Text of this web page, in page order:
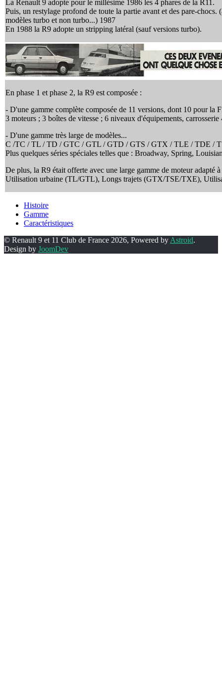
La Renault 9 adopte pour le millésime 1986 les 4 phares de la R11.
Puis, un restylage profond de toute la partie avant et des pare-chocs.
modèles turbo et non turbo...) 1987
En 1988 la R9 adopte un stripping latéral (sauf versions turbo).
En phase 1 et phase 2, la R9 est composée :
- D'une gamme complète composée de 11 versions, dont 10 pour la
3 moteurs ; 3 boîtes de vitesse ; 6 niveaux d'équipements, carrosserie
- D'une gamme très large de modèles...
C /TC / TL / TD / GTC / GTL / GTD / GTS / GTX / TLE / TDE /
Plus quelques séries spéciales telles que : Broadway, Spring,
De plus, la R9 était offerte avec une large gamme de moteur adapté
Utilisation urbaine (TL/GTL), Longs trajets (GTX/TSE/TXE),
Histoire
Gamme
Caractéristiques
© Renault 9 et 11 Club de France 2026, Powered by Astroid.
Design by JoomDev